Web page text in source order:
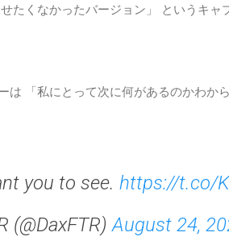
たくなかったバージョン」 というキャ
は 「私にとって次に何があるのかわか
you to see. https://t.co/
(@DaxFTR)August 24,